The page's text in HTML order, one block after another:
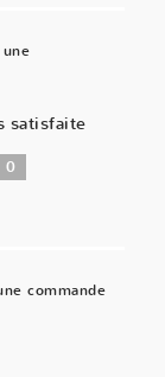
satisfaite
0
commande